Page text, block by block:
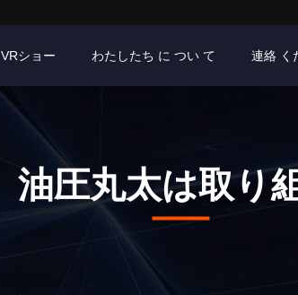
VRショー わたしたち に つい て 連絡 く
油圧丸太は取り